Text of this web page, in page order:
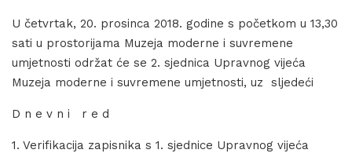
U četvrtak, 20. prosinca 2018. godine s početkom u 13,30
sati u prostorijama Muzeja moderne i suvremene
umjetnosti održat će se 2. sjednica Upravnog vijeća
Muzeja moderne i suvremene umjetnosti, uz sljedeći
D n e v n i r e d
1. Verifikacija zapisnika s 1. sjednice Upravnog vijeća